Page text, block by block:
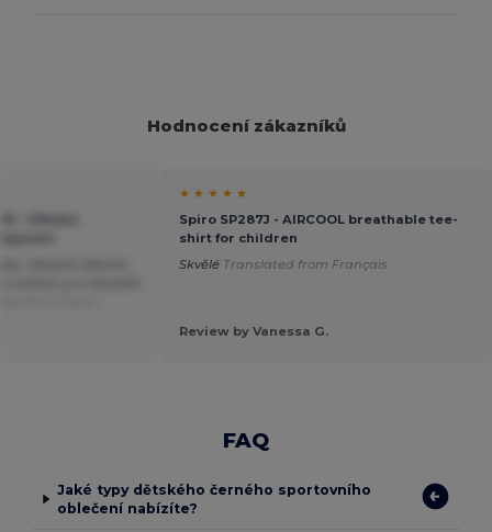
Hodnocení zákazníků
★ ★ ★ ★ ★
Spiro SP287J - AIRCOOL breathable tee-
shirt for children
Skvělé Translated from Français
Review by Vanessa G.
FAQ
Jaké typy dětského černého sportovního
oblečení nabízíte?